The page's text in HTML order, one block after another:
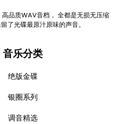
品质WAV音档， 全都是无损无压缩
了光碟最原汁原味的声音。
音乐分类
绝版金碟
银圈系列
调音精选